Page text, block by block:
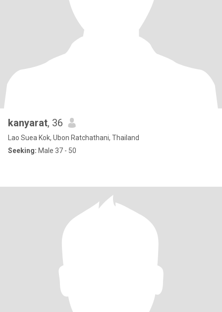
kanyarat, 36
Lao Suea Kok, Ubon Ratchathani, Thailand
Seeking: Male 37 - 50